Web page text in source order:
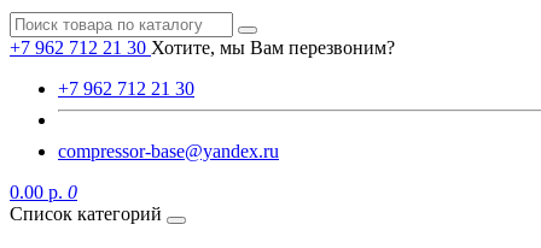
+7 962 712 21 30 Хотите, мы Вам перезвоним?
+7 962 712 21 30
compressor-base@yandex.ru
0.00 р. 0
Список категорий